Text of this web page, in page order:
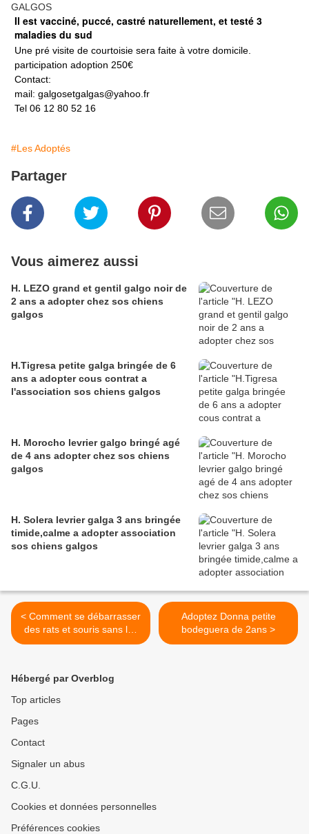
GALGOS
Il est vacciné, puccé, castré naturellement, et testé 3
maladies du sud
Une pré visite de courtoisie sera faite à votre domicile.
participation adoption 250€
Contact:
mail: galgosetgalgas@yahoo.fr
Tel 06 12 80 52 16
#Les Adoptés
Partager
Vous aimerez aussi
H. LEZO grand et gentil galgo noir de
2 ans a adopter chez sos chiens
galgos
H.Tigresa petite galga bringée de 6
ans a adopter cous contrat a
l'association sos chiens galgos
H. Morocho levrier galgo bringé agé
de 4 ans adopter chez sos chiens
galgos
H. Solera levrier galga 3 ans bringée
timide,calme a adopter association
sos chiens galgos
< Comment se débarrasser
des rats et souris sans les
tuer
Adoptez Donna petite
bodeguera de 2ans >
Hébergé par Overblog
Top articles
Pages
Contact
Signaler un abus
C.G.U.
Cookies et données personnelles
Préférences cookies